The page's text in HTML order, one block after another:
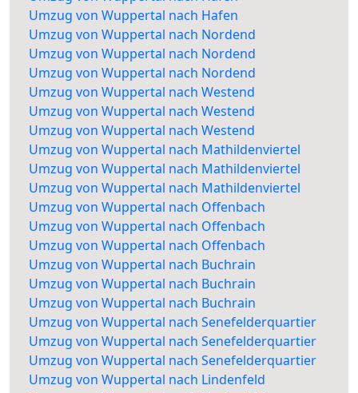
Umzug von Wuppertal nach Hafen
Umzug von Wuppertal nach Nordend
Umzug von Wuppertal nach Nordend
Umzug von Wuppertal nach Nordend
Umzug von Wuppertal nach Westend
Umzug von Wuppertal nach Westend
Umzug von Wuppertal nach Westend
Umzug von Wuppertal nach Mathildenviertel
Umzug von Wuppertal nach Mathildenviertel
Umzug von Wuppertal nach Mathildenviertel
Umzug von Wuppertal nach Offenbach
Umzug von Wuppertal nach Offenbach
Umzug von Wuppertal nach Offenbach
Umzug von Wuppertal nach Buchrain
Umzug von Wuppertal nach Buchrain
Umzug von Wuppertal nach Buchrain
Umzug von Wuppertal nach Senefelderquartier
Umzug von Wuppertal nach Senefelderquartier
Umzug von Wuppertal nach Senefelderquartier
Umzug von Wuppertal nach Lindenfeld